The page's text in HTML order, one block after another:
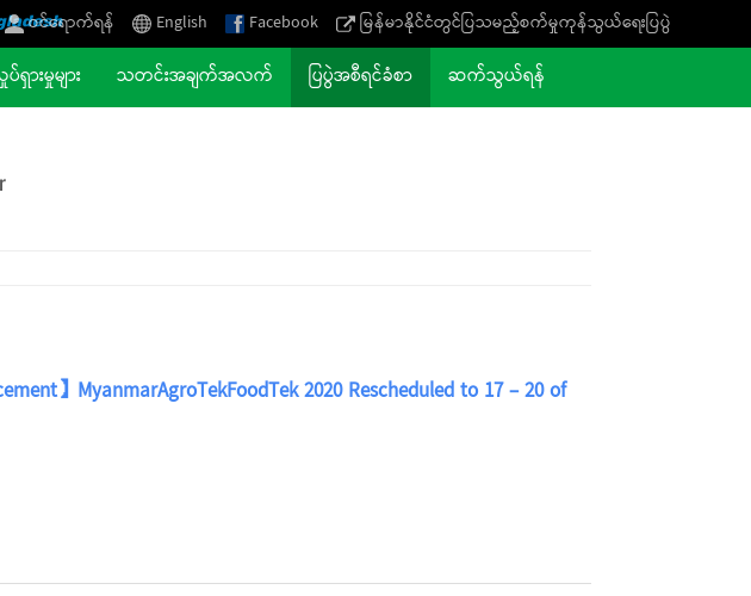
ဝင်ရောက်ရန် English Facebook မြန်မာနိုင်ငံတွင်ပြသမည့်စက်မှုကုန်သွယ်ရေးပြပွဲ
ရှားမှုများ သတင်းအချက်အလက် ပြပွဲအစီရင်ခံစာ
ဆက်သွယ်ရန်
】MyanmarAgroTekFoodTek 2020 Rescheduled to 17 – 20 of